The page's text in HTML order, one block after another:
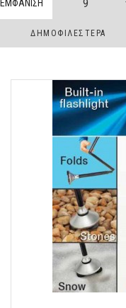
ΕΜΦΑΝΙΣΗ
Ρυθμιζόμενο μήκος από
ανάρτησης ελατηρίου.
αλουμινίου